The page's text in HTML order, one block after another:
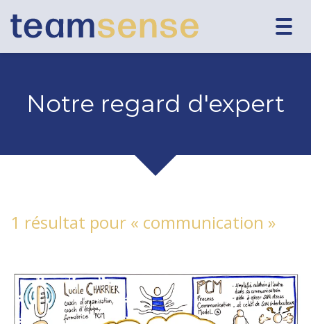
Notre regard d'expert
1 résultat pour « communication »